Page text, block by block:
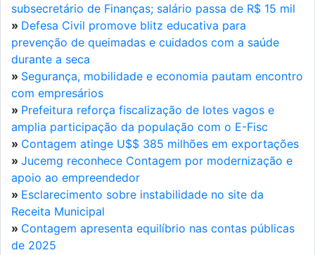
subsecretário de Finanças; salário passa de R$ 15 mil
» Defesa Civil promove blitz educativa para
prevenção de queimadas e cuidados com a saúde
durante a seca
» Segurança, mobilidade e economia pautam encontro
com empresários
» Prefeitura reforça fiscalização de lotes vagos e
amplia participação da população com o E-Fisc
» Contagem atinge U$$ 385 milhões em exportações
» Jucemg reconhece Contagem por modernização e
apoio ao empreendedor
» Esclarecimento sobre instabilidade no site da
Receita Municipal
» Contagem apresenta equilíbrio nas contas públicas
de 2025